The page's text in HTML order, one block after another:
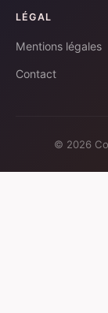
LÉGAL
Mentions légales
Contact
© 2026